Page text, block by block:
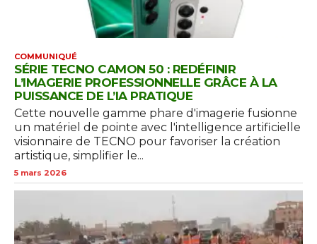
COMMUNIQUÉ
SÉRIE TECNO CAMON 50 : REDÉFINIR
L’IMAGERIE PROFESSIONNELLE GRÂCE À LA
PUISSANCE DE L’IA PRATIQUE
Cette nouvelle gamme phare d'imagerie fusionne
un matériel de pointe avec l'intelligence artificielle
visionnaire de TECNO pour favoriser la création
artistique, simplifier le...
5 mars 2026